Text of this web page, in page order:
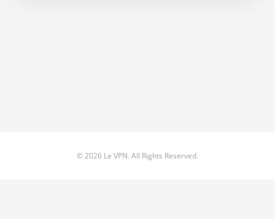
© 2026 Le VPN. All Rights Reserved.